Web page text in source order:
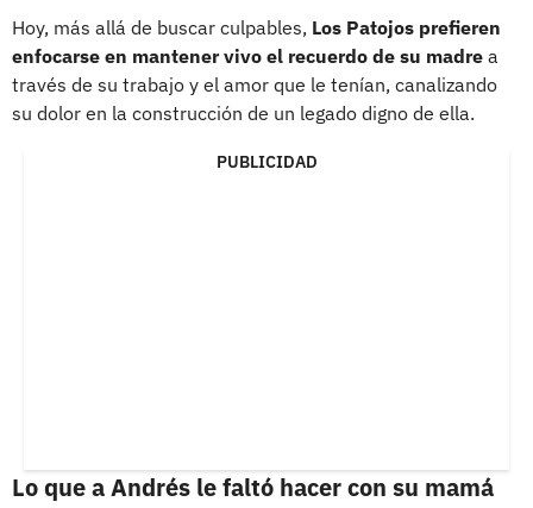
Hoy, más allá de buscar culpables, Los Patojos prefieren
enfocarse en mantener vivo el recuerdo de su madre a
través de su trabajo y el amor que le tenían, canalizando
su dolor en la construcción de un legado digno de ella.
PUBLICIDAD
Lo que a Andrés le faltó hacer con su mamá